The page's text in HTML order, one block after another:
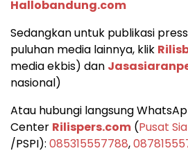
Hallobandung.com
Sedangkan untuk publikasi
puluhan media lainnya, klik
media ekbis) dan
nasional)
Atau hubungi langsung
Center Rilispers.com (Pusat
/PSPI): 085315557788,